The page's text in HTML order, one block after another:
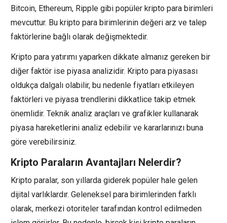
Bitcoin, Ethereum, Ripple gibi popüler kripto para birimleri
mevcuttur. Bu kripto para birimlerinin değeri arz ve talep
faktörlerine bağlı olarak değişmektedir.
Kripto para yatırımı yaparken dikkate almanız gereken bir
diğer faktör ise piyasa analizidir. Kripto para piyasası
oldukça dalgalı olabilir, bu nedenle fiyatları etkileyen
faktörleri ve piyasa trendlerini dikkatlice takip etmek
önemlidir. Teknik analiz araçları ve grafikler kullanarak
piyasa hareketlerini analiz edebilir ve kararlarınızı buna
göre verebilirsiniz.
Kripto Paraların Avantajları Nelerdir?
Kripto paralar, son yıllarda giderek popüler hale gelen
dijital varlıklardır. Geleneksel para birimlerinden farklı
olarak, merkezi otoriteler tarafından kontrol edilmeden